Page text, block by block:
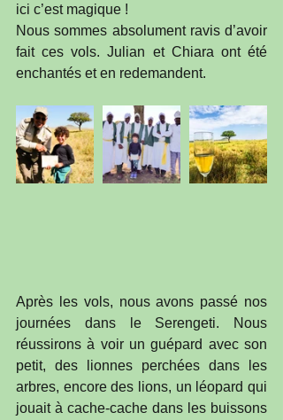
ici c’est magique !
Nous sommes absolument ravis d’avoir
fait ces vols. Julian et Chiara ont été
enchantés et en redemandent.
Après les vols, nous avons passé nos
journées dans le Serengeti. Nous
réussirons à voir un guépard avec son
petit, des lionnes perchées dans les
arbres, encore des lions, un léopard qui
jouait à cache-cache dans les buissons